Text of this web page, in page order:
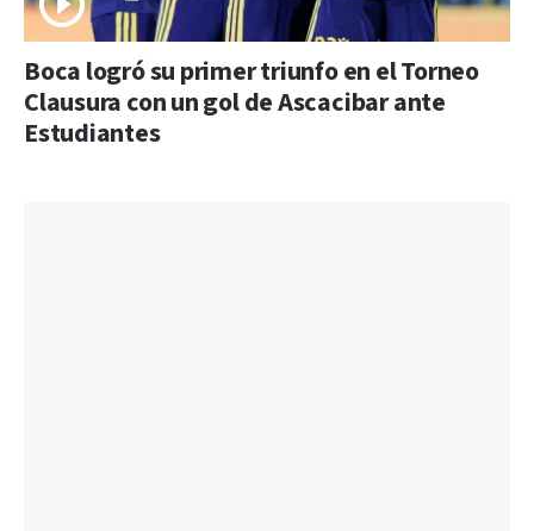
Boca logró su primer triunfo en el Torneo
Clausura con un gol de Ascacibar ante
Estudiantes